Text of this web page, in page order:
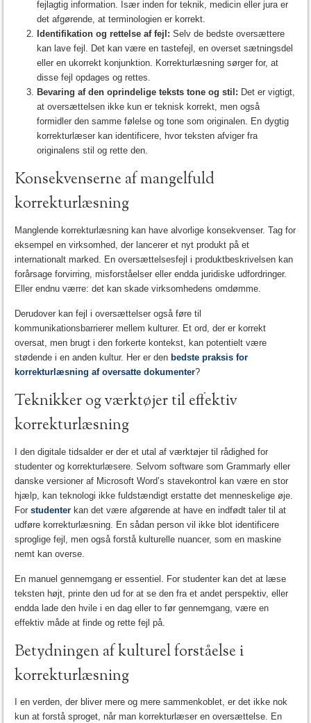
fejlagtig information. Især inden for teknik, medicin eller jura er
det afgørende, at terminologien er korrekt.
Identifikation og rettelse af fejl: Selv de bedste oversættere
kan lave fejl. Det kan være en tastefejl, en overset sætningsdel
eller en ukorrekt konjunktion. Korrekturlæsning sørger for, at
disse fejl opdages og rettes.
Bevaring af den oprindelige teksts tone og stil: Det er vigtigt,
at oversættelsen ikke kun er teknisk korrekt, men også
formidler den samme følelse og tone som originalen. En dygtig
korrekturlæser kan identificere, hvor teksten afviger fra
originalens stil og rette den.
Konsekvenserne af mangelfuld
korrekturlæsning
Manglende korrekturlæsning kan have alvorlige konsekvenser. Tag for
eksempel en virksomhed, der lancerer et nyt produkt på et
internationalt marked. En oversættelsesfejl i produktbeskrivelsen kan
forårsage forvirring, misforståelser eller endda juridiske udfordringer.
Eller endnu værre: det kan skade virksomhedens omdømme.
Derudover kan fejl i oversættelser også føre til
kommunikationsbarrierer mellem kulturer. Et ord, der er korrekt
oversat, men brugt i den forkerte kontekst, kan potentielt være
stødende i en anden kultur. Her er den bedste praksis for
korrekturlæsning af oversatte dokumenter?
Teknikker og værktøjer til effektiv
korrekturlæsning
I den digitale tidsalder er der et utal af værktøjer til rådighed for
studenter og korrekturlæsere. Selvom software som Grammarly eller
danske versioner af Microsoft Word’s stavekontrol kan være en stor
hjælp, kan teknologi ikke fuldstændigt erstatte det menneskelige øje.
Forstudenter kan det være afgørende at have en indfødt taler til at
udføre korrekturlæsning. En sådan person vil ikke blot identificere
sproglige fejl, men også forstå kulturelle nuancer, som en maskine
nemt kan overse.
En manuel gennemgang er essentiel. For studenter kan det at læse
teksten højt, printe den ud for at se den fra et andet perspektiv, eller
endda lade den hvile i en dag eller to før gennemgang, være en
effektiv måde at finde og rette fejl på.
Betydningen af kulturel forståelse i
korrekturlæsning
I en verden, der bliver mere og mere sammenkoblet, er det ikke nok
kun at forstå sproget, når man korrekturlæser en oversættelse. En